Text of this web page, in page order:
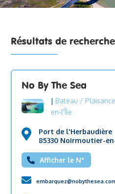
Résultats de
No By The Sea
|Bateau / Plaisance
en-l'Île
Port de l'Herbaudière
85330 Noirmoutier-
Afficher le N°